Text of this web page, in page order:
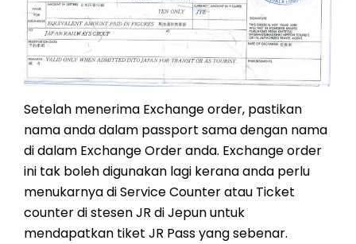
Setelah menerima Exchange order, pastikan
nama anda dalam passport sama dengan nama
di dalam Exchange Order anda. Exchange order
ini tak boleh digunakan lagi kerana anda perlu
menukarnya di Service Counter atau Ticket
counter di stesen JR di Jepun untuk
mendapatkan tiket JR Pass yang sebenar.